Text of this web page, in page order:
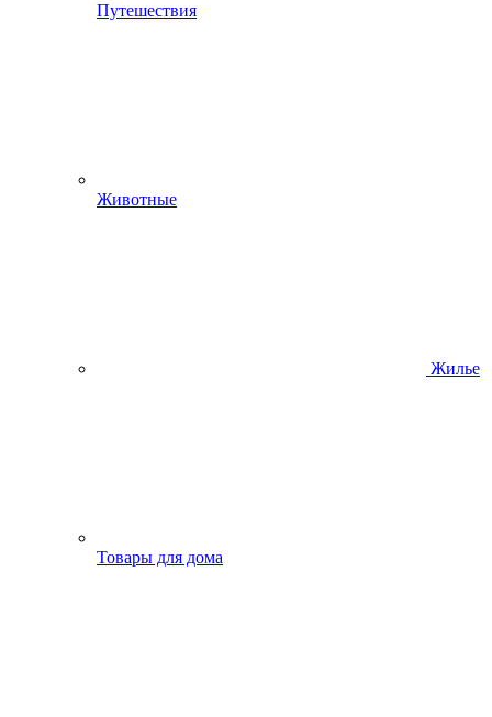
Путешествия
Животные
Жилье
Товары для дома